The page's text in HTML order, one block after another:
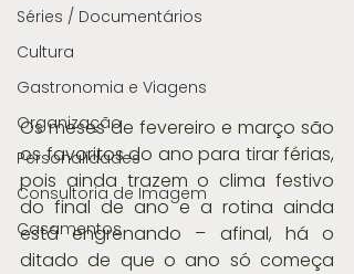
Séries / Documentários
Cultura
Gastronomia e Viagens
Organização
Personalidades
Consultoria de Imagem
Casamentos
Os meses de fevereiro e março são
os favoritos do ano para tirar férias,
pois ainda trazem o clima festivo
do final de ano e a rotina ainda
está engrenando – afinal, há o
ditado de que o ano só começa